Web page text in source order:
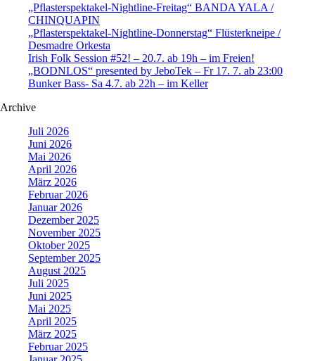
„Pflasterspektakel-Nightline-Freitag“ BANDA YALA /
CHINQUAPIN
„Pflasterspektakel-Nightline-Donnerstag“ Flüsterkneipe /
Desmadre Orkesta
Irish Folk Session #52! – 20.7. ab 19h – im Freien!
„BODNLOS“ presented by JeboTek – Fr 17. 7. ab 23:00
Bunker Bass- Sa 4.7. ab 22h – im Keller
Archive
Juli 2026
Juni 2026
Mai 2026
April 2026
März 2026
Februar 2026
Januar 2026
Dezember 2025
November 2025
Oktober 2025
September 2025
August 2025
Juli 2025
Juni 2025
Mai 2025
April 2025
März 2025
Februar 2025